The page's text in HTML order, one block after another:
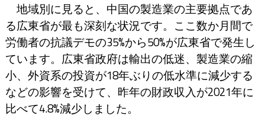
地域別に見ると、中国の製造業の主要拠点であ
る広東省が最も深刻な状況です。ここ数か月間で
労働者の抗議デモの35%から50%が広東省で発生し
ています。広東省政府は輸出の低迷、製造業の縮
小、外資系の投資が18年ぶりの低水準に減少する
などの影響を受けて、昨年の財政収入が2021年に
比べて4.8%減少しました。